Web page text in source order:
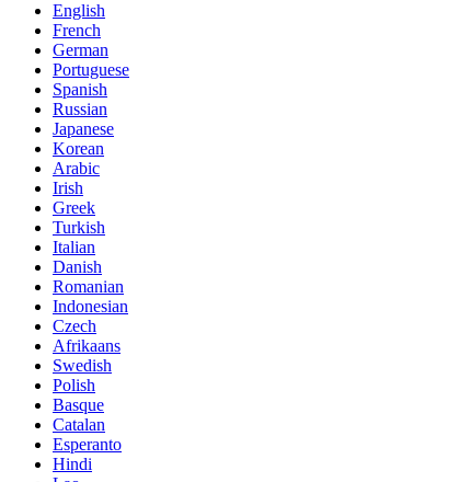
English
French
German
Portuguese
Spanish
Russian
Japanese
Korean
Arabic
Irish
Greek
Turkish
Italian
Danish
Romanian
Indonesian
Czech
Afrikaans
Swedish
Polish
Basque
Catalan
Esperanto
Hindi